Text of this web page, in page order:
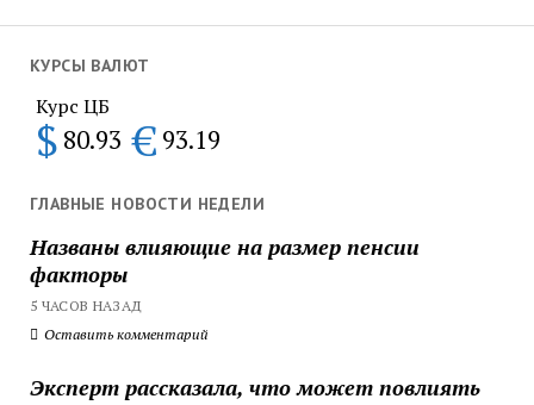
КУРСЫ ВАЛЮТ
Курс ЦБ
$ 80.93 € 93.19
ГЛАВНЫЕ НОВОСТИ НЕДЕЛИ
Названы влияющие на размер пенсии
факторы
5 ЧАСОВ НАЗАД
Оставить комментарий
Эксперт рассказала, что может повлиять